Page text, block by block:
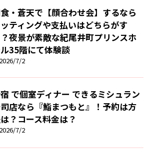
・蒼天で【顔合わせ会】するなら
ティングや支払いはどちらがす
夜景が素敵な紀尾井町プリンスホ
35階にて体験談
2026/7/2
で個室ディナー できるミシュラン
店なら『鮨まつもと』！予約は方
？コース料金は？
2026/7/2